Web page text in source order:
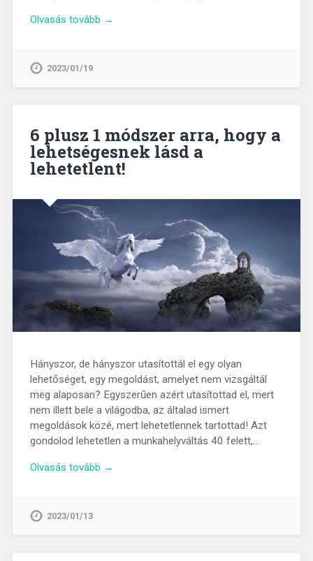
Olvasás tovább →
2023/01/19
6 plusz 1 módszer arra, hogy a
lehetségesnek lásd a
lehetetlent!
Hányszor, de hányszor utasítottál el egy olyan
lehetőséget, egy megoldást, amelyet nem vizsgáltál
meg alaposan? Egyszerűen azért utasítottad el, mert
nem illett bele a világodba, az általad ismert
megoldások közé, mert lehetetlennek tartottad! Azt
gondolod lehetetlen a munkahelyváltás 40 felett,…
Olvasás tovább →
2023/01/13